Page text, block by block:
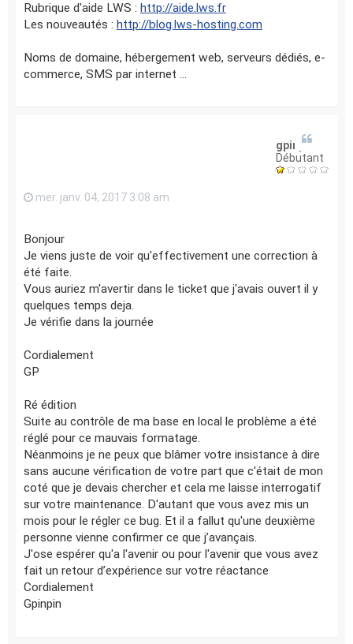
Rubrique d'aide LWS : http://aide.lws.fr
Les nouveautés : http://blog.lws-hosting.com
Noms de domaine, hébergement web, serveurs dédiés, e-
commerce, SMS par internet ...
gpinpin
Débutant
mer. janv. 04, 2017 3:08 am
Bonjour
Je viens juste de voir qu'effectivement une correction à
été faite.
Vous auriez m'avertir dans le ticket que j'avais ouvert il y
quelques temps deja.
Je vérifie dans la journée
Cordialement
GP
Ré édition
Suite au contrôle de ma base en local le problème a été
réglé pour ce mauvais formatage.
Néanmoins je ne peux que blâmer votre insistance à dire
sans aucune vérification de votre part que c'était de mon
coté que je devais chercher et cela me laisse interrogatif
sur votre maintenance. D'autant que vous avez mis un
mois pour le régler ce bug. Et il a fallut qu'une deuxième
personne vienne confirmer ce que j’avançais.
J'ose espérer qu'a l'avenir ou pour l'avenir que vous avez
fait un retour d’expérience sur votre réactance
Cordialement
Gpinpin